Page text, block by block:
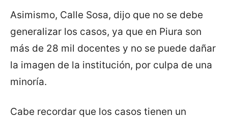
Asimismo, Calle Sosa, dijo que no se debe
generalizar los casos, ya que en Piura son
más de 28 mil docentes y no se puede dañar
la imagen de la institución, por culpa de una
minoría.
Cabe recordar que los casos tienen un